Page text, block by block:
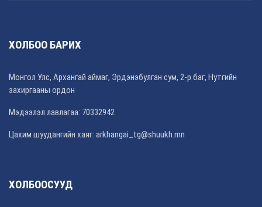
ХОЛБОО БАРИХ
Монгол Улс, Архангай аймаг, Эрдэнэбулган сум, 2-р баг, Нутгийн
захиргааны ордон
Мэдээлэл лавлагаа: 70332942
Цахим шуудангийн хаяг: arkhangai_tg@shuukh.mn
ХОЛБООСУУД